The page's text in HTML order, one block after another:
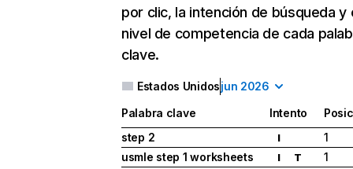
por clic, la intención de búsqueda y
nivel de competencia de cada
clave.
Estados Unidosjun 2026
Palabra clave Intento
step 2
I
1
usmle step 1 worksheets
I T
1